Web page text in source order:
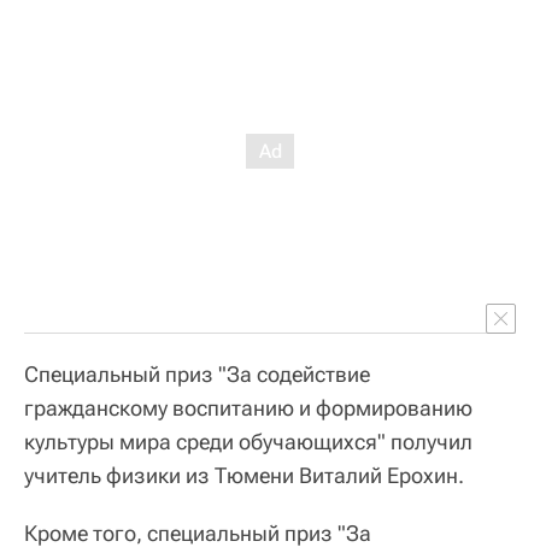
Специальный приз "За содействие
гражданскому воспитанию и формированию
культуры мира среди обучающихся" получил
учитель физики из Тюмени Виталий Ерохин.
Кроме того, специальный приз "За